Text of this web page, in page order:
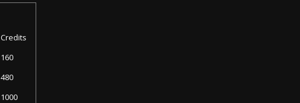
Credits
160
480
1000